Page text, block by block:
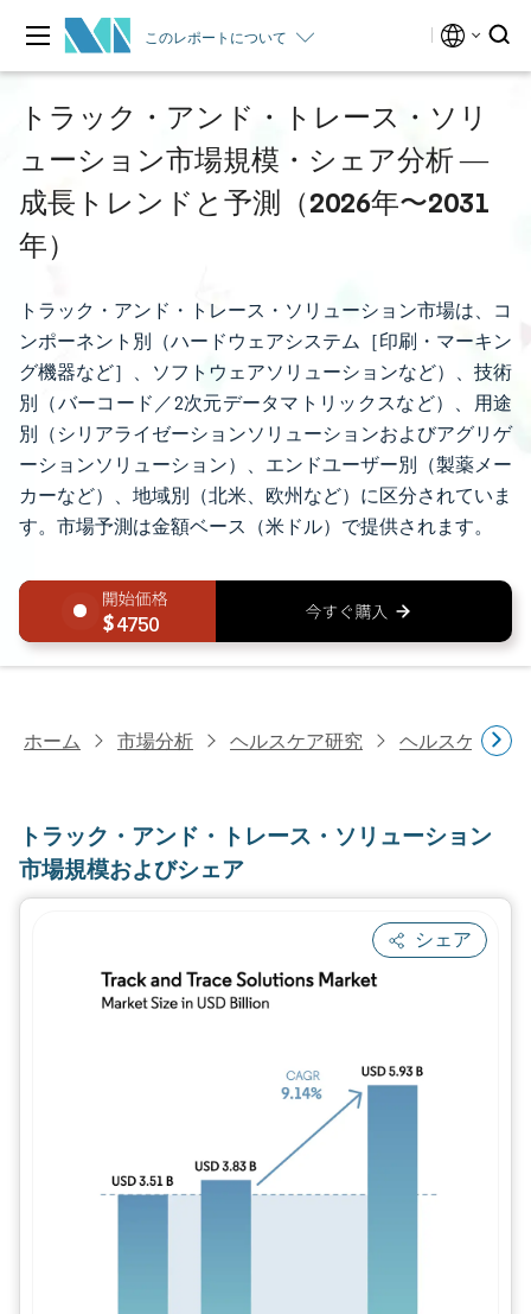
このレポートについて
トラック・アンド・トレース・ソリ
ューション市場規模・シェア分析 ―
成長トレンドと予測（2026年〜2031
年）
トラック・アンド・トレース・ソリューション市場は、コ
ンポーネント別（ハードウェアシステム［印刷・マーキン
グ機器など］、ソフトウェアソリューションなど）、技術
別（バーコード／2次元データマトリックスなど）、用途
別（シリアライゼーションソリューションおよびアグリゲ
ーションソリューション）、エンドユーザー別（製薬メー
カーなど）、地域別（北米、欧州など）に区分されていま
す。市場予測は金額ベース（米ドル）で提供されます。
4750
ホーム 市場分析 ヘルスケア研究 ヘルスケアIT
トラック・アンド・トレース・ソリューション
市場規模およびシェア
シェア